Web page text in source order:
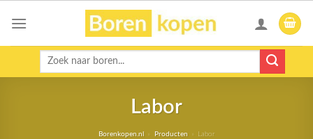
Zoeken
Labor
Borenkopen.nl » Producten » Labor